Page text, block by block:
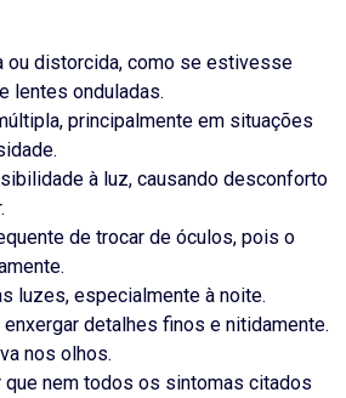
ou distorcida, como se estivesse
lentes onduladas.
principalmente em situações
à luz, causando desconforto
de trocar de óculos, pois o
luzes, especialmente à noite.
detalhes finos e nitidamente.
nos olhos.
que nem todos os sintomas citados